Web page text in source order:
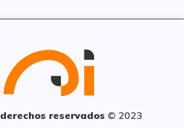
derechos reservados © 2023